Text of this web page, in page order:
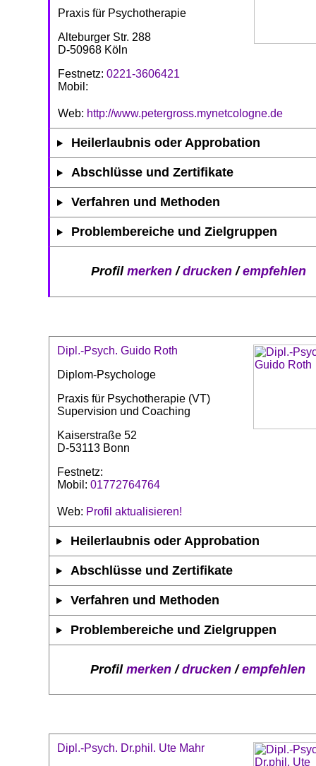
Praxis für Psychotherapie
Alteburger Str. 288
D-50968 Köln
Festnetz: 0221-3606421
Mobil:
Web: http://www.petergross.mynetcologne.de
Heilerlaubnis oder Approbation
Abschlüsse und Zertifikate
Verfahren und Methoden
Problembereiche und Zielgruppen
Profil merken/drucken/empfehlen
Dipl.-Psych. Guido Roth
Diplom-Psychologe
Praxis für Psychotherapie (VT)
Supervision und Coaching
Kaiserstraße 52
D-53113 Bonn
Festnetz:
Mobil: 01772764764
Web: Profil aktualisieren!
Heilerlaubnis oder Approbation
Abschlüsse und Zertifikate
Verfahren und Methoden
Problembereiche und Zielgruppen
Profil merken/drucken/empfehlen
Dipl.-Psych. Dr.phil. Ute Mahr